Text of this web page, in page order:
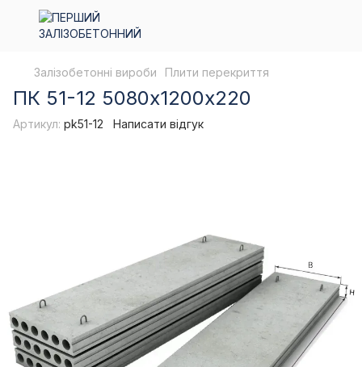
Залізобетонні вироби Плити перекриття
ПК 51-12 5080х1200х220
Артикул: pk51-12 Написати відгук